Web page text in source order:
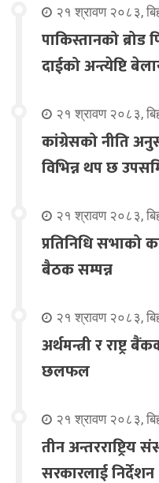
२१ श्रावण २०८३,
पाकिस्तानको
दाईको अन्त्येष्टि
२१ श्रावण २०८३,
कांग्रेसको नीति
विभिन्न थप छ
२१ श्रावण २०८३,
प्रतिनिधि सभाको
बैठक सम्पन्न
२१ श्रावण २०८३,
अर्थमन्त्री र राष्ट्र
छलफल
२१ श्रावण २०८३,
तीन अन्तरराष्ट्रिय
सरकारलाई निर्देशन